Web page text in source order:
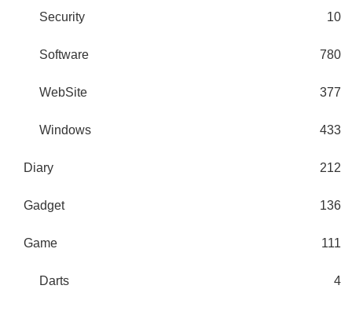
Security 10
Software 780
WebSite 377
Windows 433
Diary 212
Gadget 136
Game 111
Darts 4